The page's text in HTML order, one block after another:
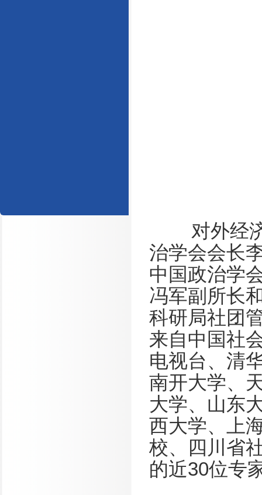
对外经
治学会会长
中国政治学
冯军副所长
科研局社团
来自中国社
电视台、清
南开大学、
大学、山东
西大学、上
校、四川省
的近30位专